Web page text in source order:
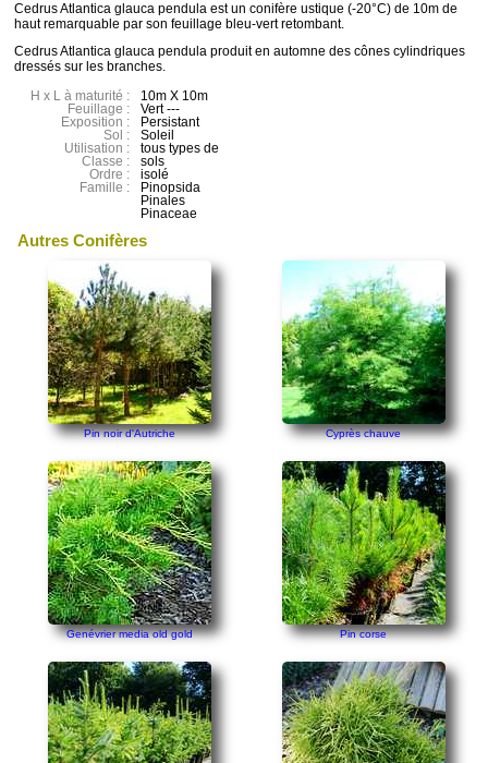
Cedrus Atlantica glauca pendula est un conifère ustique (-20°C) de 10m de
haut remarquable par son feuillage bleu-vert retombant.
Cedrus Atlantica glauca pendula produit en automne des cônes cylindriques
dressés sur les branches.
H x L à maturité :
Feuillage :
Exposition :
Sol :
Utilisation :
Classe :
Ordre :
Famille :
10m X 10m
Vert ---
Persistant
Soleil
tous types de
sols
isolé
Pinopsida
Pinales
Pinaceae
Autres Conifères
Pin noir d'Autriche Cyprès chauve
Genévrier media old gold Pin corse